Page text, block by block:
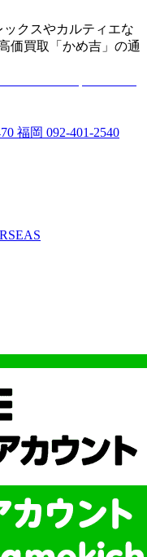
クスやカルティエな
価買取「かめ吉」の通
福岡 092-401-2540